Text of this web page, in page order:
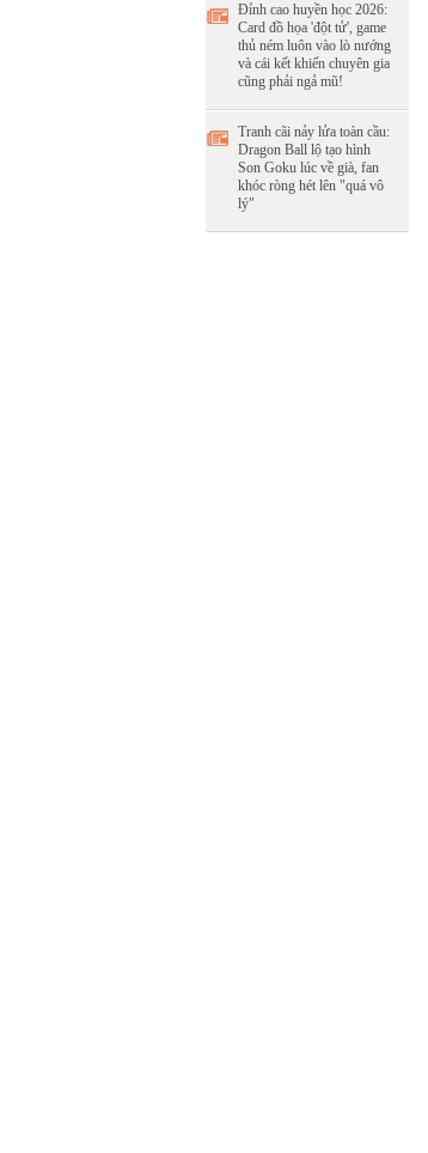
Đỉnh cao huyền học 2026:
Card đồ họa 'đột tử', game
thủ ném luôn vào lò nướng
và cái kết khiến chuyên gia
cũng phải ngả mũ!
Tranh cãi nảy lửa toàn cầu:
Dragon Ball lộ tạo hình
Son Goku lúc về già, fan
khóc ròng hét lên "quá vô
lý"